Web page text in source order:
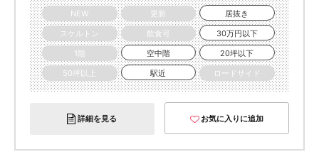
NEW
更新
居抜き
スケルトン
飲食可
30万円以下
1階
空中階
20坪以下
50坪以上
駅近 ロードサイド
詳細を見る お気に入りに追加